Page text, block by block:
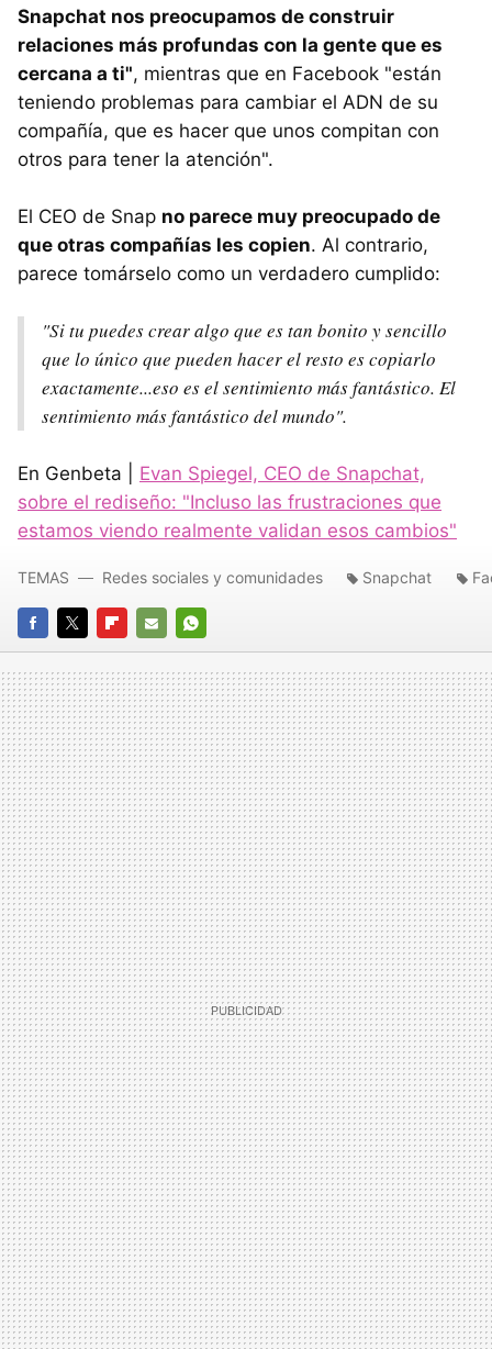
Snapchat nos preocupamos de construir
relaciones más profundas con la gente que es
cercana a ti", mientras que en Facebook "están
teniendo problemas para cambiar el ADN de su
compañía, que es hacer que unos compitan con
otros para tener la atención".
El CEO de Snap no parece muy preocupado de
que otras compañías les copien. Al contrario,
parece tomárselo como un verdadero cumplido:
"Si tu puedes crear algo que es tan bonito y sencillo
que lo único que pueden hacer el resto es copiarlo
exactamente...eso es el sentimiento más fantástico. El
sentimiento más fantástico del mundo".
En Genbeta | Evan Spiegel, CEO de Snapchat,
sobre el rediseño: "Incluso las frustraciones que
estamos viendo realmente validan esos cambios"
FACEBOOK
TWITTERFLIPBOARD
E-
MAIL
WHATSAPP
TEMAS Redes sociales y comunidades Snapchat